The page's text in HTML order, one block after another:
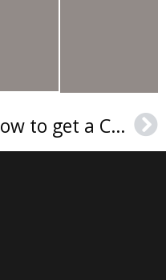
How to get a California ID,可扫描的加州驾驶执照